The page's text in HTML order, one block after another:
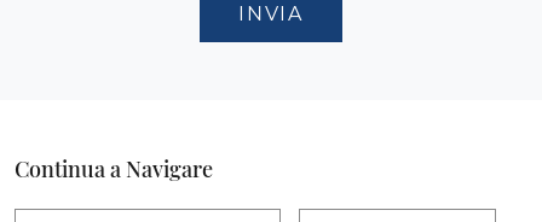
INVIA
Continua a Navigare